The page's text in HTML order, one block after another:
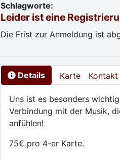
Schlagworte:
Leider ist eine
Die Frist zur Anmeldung ist
Details Karte Kontakt
Uns ist es besonders
Verbindung mit der Musik,
anfühlen!
75€ pro 4-er Karte.